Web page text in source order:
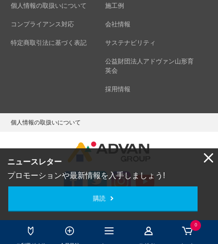
0
ニュースレター
プロモーションや最新情報を入手しましょう!
購読
個人情報の取扱いについて
コンプライアンス対応
特定商取引法に基づく表記
施工例
会社情報
サステナビリティ
公益財団法人アドヴァン山形育
英会
採用情報
個人情報の取扱いについて